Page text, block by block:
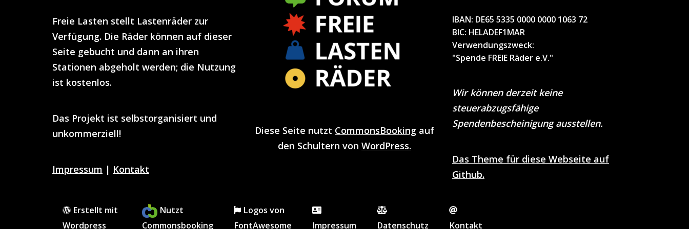
Freie Lasten stellt Lastenräder zur
Verfügung. Die Räder können auf dieser
Seite gebucht und dann an ihren
Stationen abgeholt werden; die Nutzung
ist kostenlos.
Das Projekt ist selbstorganisiert und
unkommerziell!
Impressum | Kontakt
Diese Seite nutzt CommonsBooking auf
den Schultern von WordPress.
IBAN: DE65 5335 0000 0000 1063 72
BIC: HELADEF1MAR
Verwendungszweck:
"Spende FREIE Räder e.V."
Wir können derzeit keine
steuerabzugsfähige
Spendenbescheinigung ausstellen.
Das Theme für diese Webseite auf
Github.
Erstellt mit
Wordpress
Nutzt
Commonsbooking
Logos von
FontAwesome
Impressum Datenschutz Kontakt